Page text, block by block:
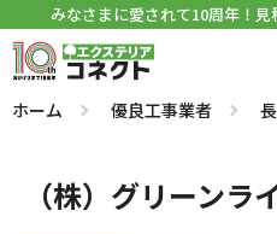
みなさまに愛されて10周年！見
ホーム 優良工事業者
（株）グリーンラ